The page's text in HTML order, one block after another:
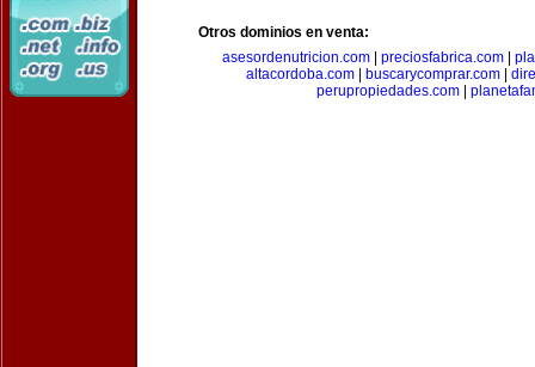
Otros dominios en venta:
asesordenutricion.com
preciosfabrica.com
altacordoba.com
buscarycomprar.com
perupropiedades.com